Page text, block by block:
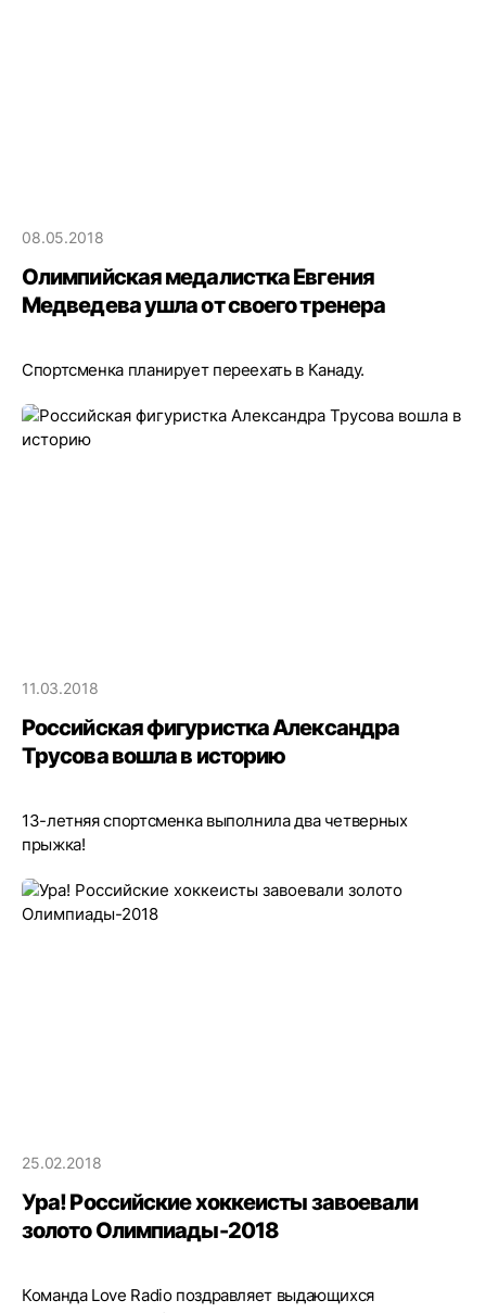
08.05.2018
Олимпийская медалистка Евгения
Медведева ушла от своего тренера
Спортсменка планирует переехать в Канаду.
11.03.2018
Российская фигуристка Александра
Трусова вошла в историю
13-летняя спортсменка выполнила два четверных
прыжка!
25.02.2018
Ура! Российские хоккеисты завоевали
золото Олимпиады-2018
Команда Love Radio поздравляет выдающихся